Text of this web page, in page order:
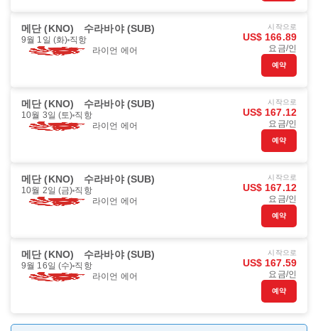
메단 (KNO) 수라바야 (SUB)
9월 1일 (화) 직항
라이언 에어
시작으로
US$ 166.89
요금/인
예약
메단 (KNO) 수라바야 (SUB)
10월 3일 (토) 직항
라이언 에어
시작으로
US$ 167.12
요금/인
예약
메단 (KNO) 수라바야 (SUB)
10월 2일 (금) 직항
라이언 에어
시작으로
US$ 167.12
요금/인
예약
메단 (KNO) 수라바야 (SUB)
9월 16일 (수) 직항
라이언 에어
시작으로
US$ 167.59
요금/인
예약